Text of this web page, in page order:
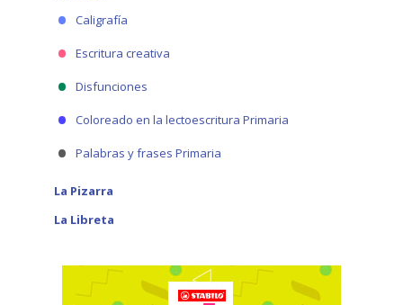
Caligrafía
Escritura creativa
Disfunciones
Coloreado en la lectoescritura Primaria
Palabras y frases Primaria
La Pizarra
La Libreta